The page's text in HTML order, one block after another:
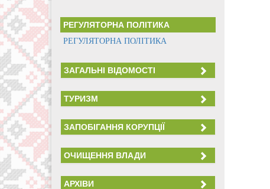
РЕГУЛЯТОРНА ПОЛІТИКА
РЕГУЛЯТОРНА ПОЛІТИКА
ЗАГАЛЬНІ ВІДОМОСТІ
ТУРИЗМ
ЗАПОБІГАННЯ КОРУПЦІЇ
ОЧИЩЕННЯ ВЛАДИ
АРХІВИ